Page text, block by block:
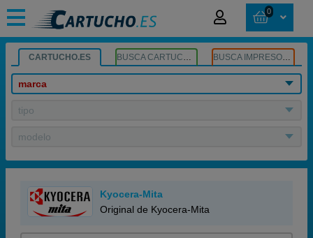
0
CARTUCHO.ES BUSCA CARTUCHOS BUSCA IMPRESORA
marca
tipo
modelo
Kyocera-Mita
Original de Kyocera-Mita